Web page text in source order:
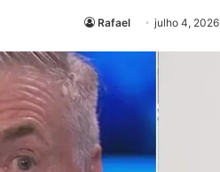
Rafael julho 4, 2026